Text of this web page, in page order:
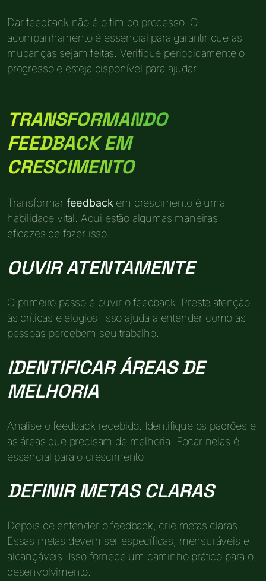
Dar feedback não é o fim do processo. O
acompanhamento é essencial para garantir que as
mudanças sejam feitas. Verifique periodicamente o
progresso e esteja disponível para ajudar.
TRANSFORMANDO
FEEDBACK EM
CRESCIMENTO
Transformar feedback em crescimento é uma
habilidade vital. Aqui estão algumas maneiras
eficazes de fazer isso.
OUVIR ATENTAMENTE
O primeiro passo é ouvir o feedback. Preste atenção
às críticas e elogios. Isso ajuda a entender como as
pessoas percebem seu trabalho.
IDENTIFICAR ÁREAS DE
MELHORIA
Analise o feedback recebido. Identifique os padrões e
as áreas que precisam de melhoria. Focar nelas é
essencial para o crescimento.
DEFINIR METAS CLARAS
Depois de entender o feedback, crie metas claras.
Essas metas devem ser específicas, mensuráveis e
alcançáveis. Isso fornece um caminho prático para o
desenvolvimento.